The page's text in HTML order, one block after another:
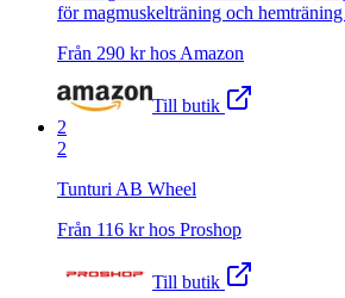
för magmuskelträning och hemträning
Från 290 kr hos Amazon
Till butik
2
2
Tunturi AB Wheel
Från 116 kr hos Proshop
Till butik